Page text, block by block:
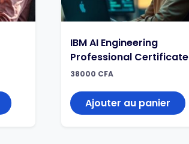
IBM AI Engineering
Professional Certificate
38000 CFA
Ajouter au panier